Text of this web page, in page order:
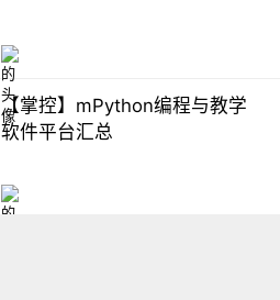
【掌控】mPython编程与教学
软件平台汇总